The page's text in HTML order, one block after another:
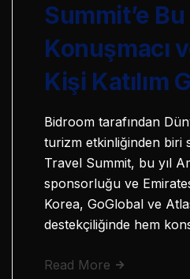
Summit’e Bu
Konuşmacı
Kişi Katılım
Bidroom tarafından
turizm etkinliğinden biri
Travel Summit, bu yıl
sponsorluğu ve
Korea, GoGlobal ve
destekçiliğinde hem
Read More